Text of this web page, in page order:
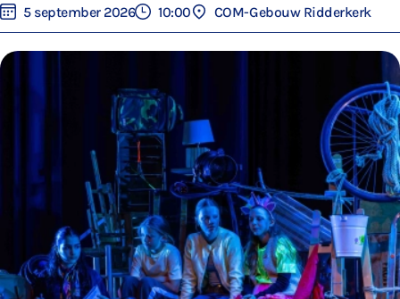
5 september 2026 10:00 COM-Gebouw Ridderkerk